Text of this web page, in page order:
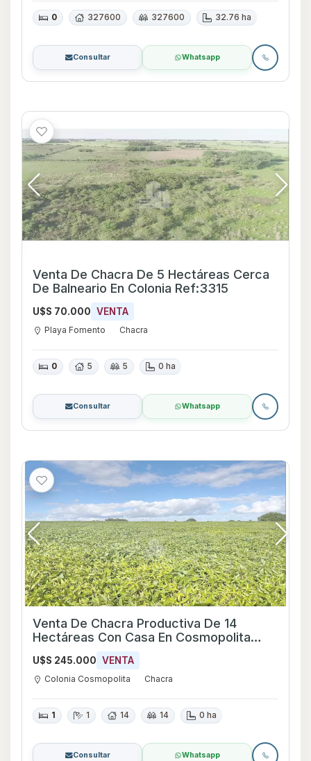
0 327600 327600 32.76 ha
Consultar Whatsapp
Venta De Chacra De 5 Hectáreas Cerca
De Balneario En Colonia Ref:3315
U$S 70.000 VENTA
Playa Fomento Chacra
0 5 5 0 ha
Consultar Whatsapp
Venta De Chacra Productiva De 14
Hectáreas Con Casa En Cosmopolita
U$S 245.000 VENTA
Colonia Cosmopolita Chacra
1 1 14 14 0 ha
Consultar Whatsapp